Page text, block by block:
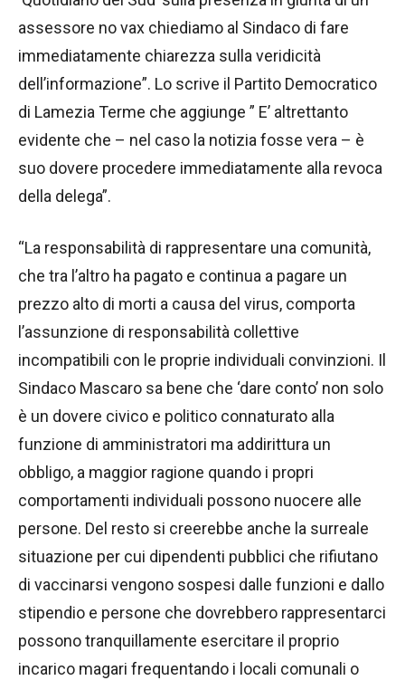
assessore no vax chiediamo al Sindaco di fare
immediatamente chiarezza sulla veridicità
dell’informazione”. Lo scrive il Partito Democratico
di Lamezia Terme che aggiunge ” E’ altrettanto
evidente che – nel caso la notizia fosse vera – è
suo dovere procedere immediatamente alla revoca
della delega”.
“La responsabilità di rappresentare una comunità,
che tra l’altro ha pagato e continua a pagare un
prezzo alto di morti a causa del virus, comporta
l’assunzione di responsabilità collettive
incompatibili con le proprie individuali convinzioni. Il
Sindaco Mascaro sa bene che ‘dare conto’ non solo
è un dovere civico e politico connaturato alla
funzione di amministratori ma addirittura un
obbligo, a maggior ragione quando i propri
comportamenti individuali possono nuocere alle
persone. Del resto si creerebbe anche la surreale
situazione per cui dipendenti pubblici che rifiutano
di vaccinarsi vengono sospesi dalle funzioni e dallo
stipendio e persone che dovrebbero rappresentarci
possono tranquillamente esercitare il proprio
incarico magari frequentando i locali comunali o